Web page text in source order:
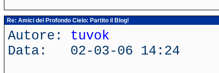
Re: Amici del Profondo Cielo: Partito il Blog!
Autore: tuvok
Data: 02-03-06 14:24